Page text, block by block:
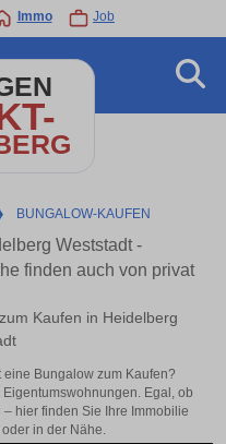
Immo Job
BUNGALOW-KAUFEN
Weststadt -
finden auch von privat
Kaufen in Heidelberg
Bungalow zum Kaufen?
Egal, ob
hier finden Sie Ihre Immobilie
in der Nähe.